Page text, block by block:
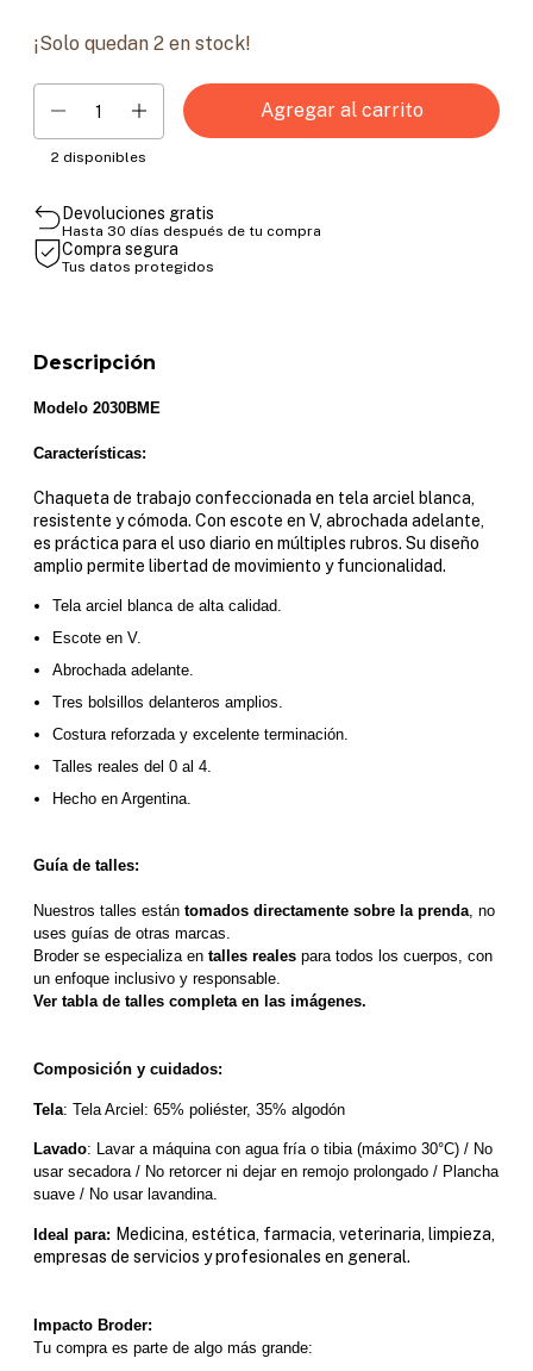
¡Solo quedan 2 en stock!
2 disponibles
Devoluciones gratis
Hasta 30 días después de tu compra
Compra segura
Tus datos protegidos
Descripción
Modelo 2030BME
Características:
Chaqueta de trabajo confeccionada en tela arciel blanca,
resistente y cómoda. Con escote en V, abrochada adelante,
es práctica para el uso diario en múltiples rubros. Su diseño
amplio permite libertad de movimiento y funcionalidad.
Tela arciel blanca de alta calidad.
Escote en V.
Abrochada adelante.
Tres bolsillos delanteros amplios.
Costura reforzada y excelente terminación.
Talles reales del 0 al 4.
Hecho en Argentina.
Guía de talles:
Nuestros talles están tomados directamente sobre la prenda, no
uses guías de otras marcas.
Broder se especializa en talles reales para todos los cuerpos, con
un enfoque inclusivo y responsable.
Ver tabla de talles completa en las imágenes.
Composición y cuidados:
Tela: Tela Arciel: 65% poliéster, 35% algodón
Lavado: Lavar a máquina con agua fría o tibia (máximo 30°C) / No
usar secadora / No retorcer ni dejar en remojo prolongado / Plancha
suave / No usar lavandina.
Ideal para: Medicina, estética, farmacia, veterinaria, limpieza,
empresas de servicios y profesionales en general.
Impacto Broder:
Tu compra es parte de algo más grande: